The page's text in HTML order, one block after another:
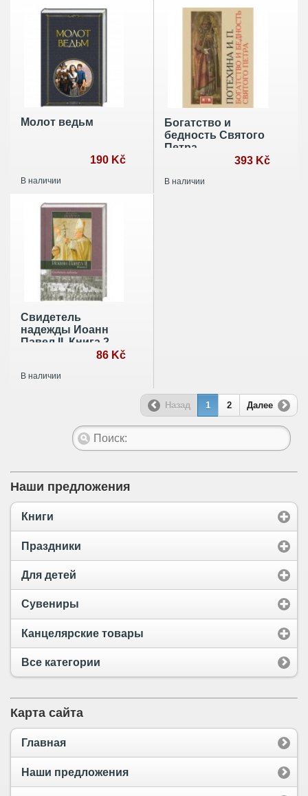
империи
Молот ведьм
190 Kč
В наличии
Богатство и
бедность Святого
Петра
393 Kč
В наличии
Свидетель
надежды Иоанн
Павел II. Книга 2
86 Kč
В наличии
Назад 1 2 Далее
Наши предложения
Книги
Праздники
Для детей
Сувениры
Канцелярские товары
Все категории
Карта сайта
Главная
Наши предложения